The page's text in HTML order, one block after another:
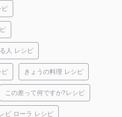
ピ
人 レシピ
ピ きょうの料理 レシピ
この差って何ですか?レシピ
ビ ローラ レシピ